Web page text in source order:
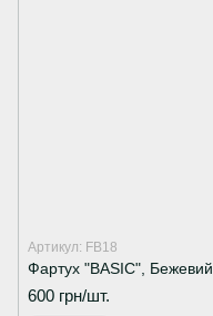
Артикул: FB18
Фартух "BASIC", Бежевий
600 грн/шт.